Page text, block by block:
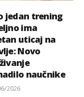
jedan trening
ima
uticaj na
Novo
naučnike
2026